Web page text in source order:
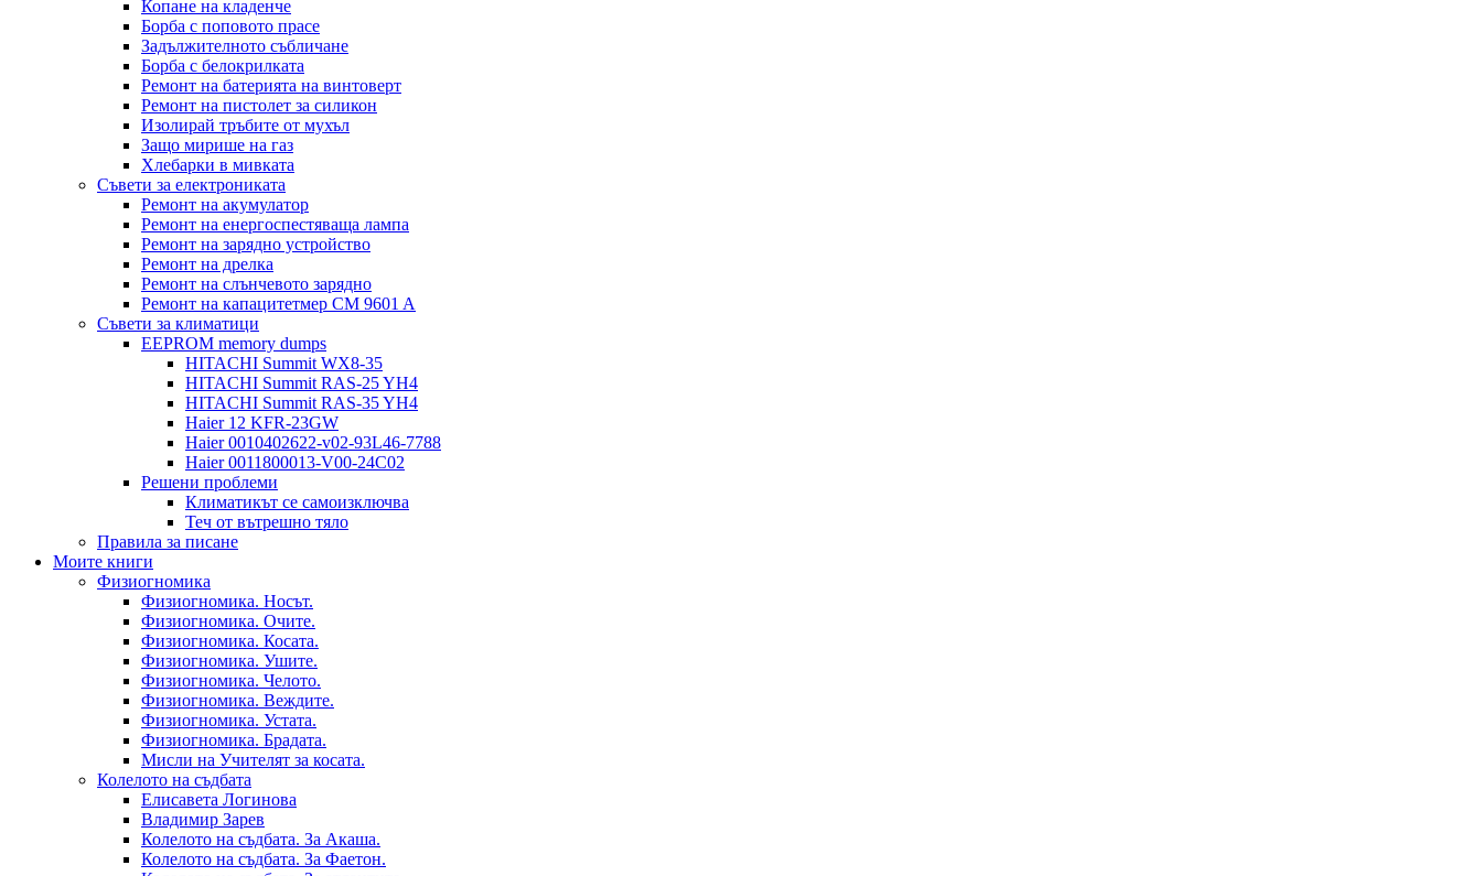
Копане на кладенче
Борба с поповото прасе
Задължителното събличане
Борба с белокрилката
Ремонт на батерията на винтоверт
Ремонт на пистолет за силикон
Изолирай тръбите от мухъл
Защо мирише на газ
Хлебарки в мивката
Съвети за електрониката
Ремонт на акумулатор
Ремонт на енергоспестяваща лампа
Ремонт на зарядно устройство
Ремонт на дрелка
Ремонт на слънчевото зарядно
Ремонт на капацитетмер CM 9601 A
Съвети за климатици
EEPROM memory dumps
HITACHI Summit WX8-35
HITACHI Summit RAS-25 YH4
HITACHI Summit RAS-35 YH4
Haier 12 KFR-23GW
Haier 0010402622-v02-93L46-7788
Haier 0011800013-V00-24C02
Решени проблеми
Климатикът се самоизключва
Теч от вътрешно тяло
Правила за писане
Моите книги
Физиогномика
Физиогномика. Носът.
Физиогномика. Очите.
Физиогномика. Косата.
Физиогномика. Ушите.
Физиогномика. Челото.
Физиогномика. Веждите.
Физиогномика. Устата.
Физиогномика. Брадата.
Мисли на Учителят за косата.
Колелото на съдбата
Елисавета Логинова
Владимир Зарев
Колелото на съдбата. За Акаша.
Колелото на съдбата. За Фаетон.